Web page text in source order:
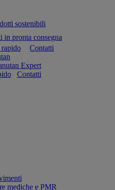
sostenibili
in pronta consegna
Contatti
Expert
Contatti
mediche e PMR